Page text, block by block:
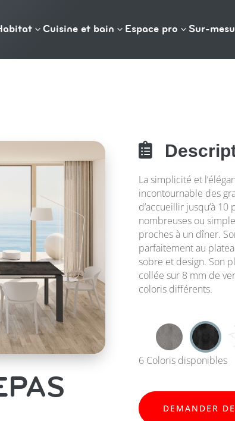
3 Cuisine et bain 3 Espace pro 3 Sur-

La simplicité et
incontournable des
d’accueillir jusqu’à
nombreuses ou
proches à un dîner.
parfaitement au
sobre et design. Son
collée sur 8 mm de
coloris différents.
6 Coloris disponibles
DEMANDER